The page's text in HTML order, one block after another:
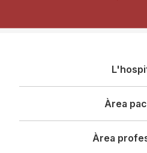
principal
Àrea
Àrea